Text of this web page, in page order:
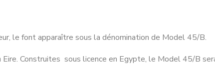
le font apparaître sous la dénomination de Model 45/B.
Construites sous licence en Egypte, le Model 45/B